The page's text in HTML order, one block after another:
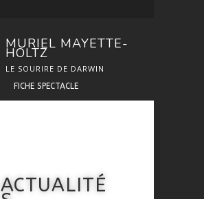
MURIEL MAYETTE-
HOLTZ
LE SOURIRE DE DARWIN
FICHE SPECTACLE
ACTUALITÉ